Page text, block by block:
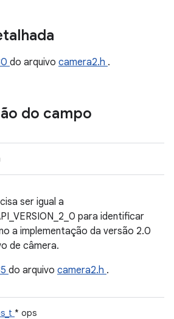
do arquivo camera2.h .
do campo
ser igual a
para identificar
a implementação da versão 2.0
de câmera.
do arquivo camera2.h .
* ops